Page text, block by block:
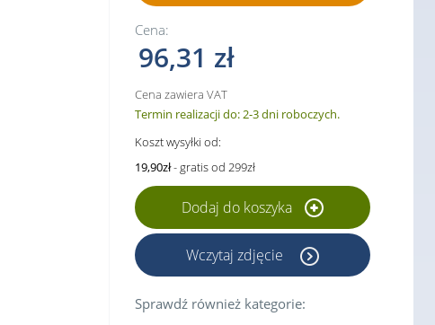
Cena:
96,31 zł
Cena zawiera VAT
Termin realizacji do: 2-3 dni roboczych.
Koszt wysyłki od:
19,90zł- gratis od 299zł
Dodaj do koszyka
Wczytaj zdjęcie
Sprawdź również kategorie: